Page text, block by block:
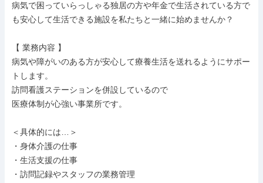
病気で困っていらっしゃる独居の方や年金で生活されている方で
も安心して生活できる施設を私たちと一緒に始めませんか？
【 業務内容 】
病気や障がいのある方が安心して療養生活を送れるようにサポー
トします。
訪問看護ステーションを併設しているので
医療体制が心強い事業所です。
＜具体的には…＞
・身体介護の仕事
・生活支援の仕事
・訪問記録やスタッフの業務管理